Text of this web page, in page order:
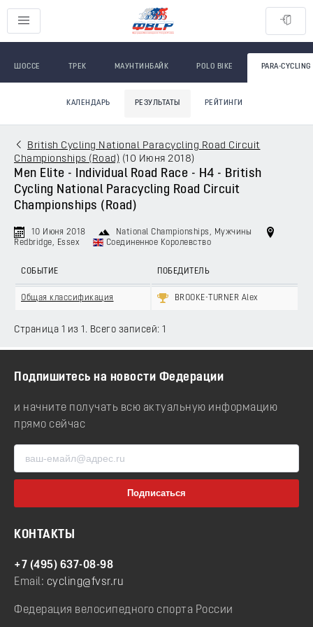
ШОССЕ ТРЕК МАУНТИНБАЙК POLO BIKE PARA-CYCLING
КАЛЕНДАРЬ РЕЗУЛЬТАТЫ РЕЙТИНГИ
British Cycling National Paracycling Road Circuit
Championships (Road) (10 Июня 2018)
Men Elite - Individual Road Race - H4 - British
Cycling National Paracycling Road Circuit
Championships (Road)
10 Июня 2018 National Championships , Мужчины
Redbridge, Essex
Соединенное Королевство
СОБЫТИЕ ПОБЕДИТЕЛЬ
Общая классификация BROOKE-TURNER Alex
Страница 1 из 1. Всего записей: 1
Подпишитесь на новости Федерации
и начните получать всю актуальную информацию
прямо сейчас
КОНТАКТЫ
+7 (495) 637-08-98
Email: cycling@fvsr.ru
Федерация велосипедного спорта России